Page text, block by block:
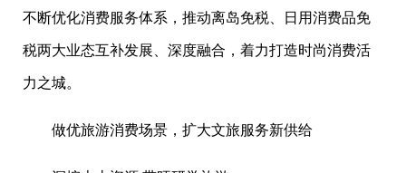
不断优化消费服务体系，推动离岛免税、日用消费品免
税两大业态互补发展、深度融合，着力打造时尚消费活
力之城。
做优旅游消费场景，扩大文旅服务新供给